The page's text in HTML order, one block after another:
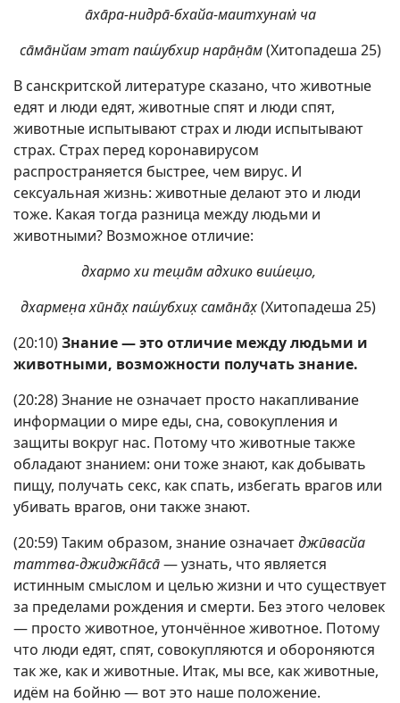
а̄ха̄ра-нидра̄-бхайа-маитхунам̇ ча
са̄ма̄нйам этат паш́убхир нарāн̣āм(Хитопадеша 25)
В санскритской литературе сказано, что животные
едят и люди едят, животные спят и люди спят,
животные испытывают страх и люди испытывают
страх. Страх перед коронавирусом
распространяется быстрее, чем вирус. И
сексуальная жизнь: животные делают это и люди
тоже. Какая тогда разница между людьми и
животными? Возможное отличие:
дхармо хи теш̣āм адхико виш́еш̣о,
дхармен̣а хӣнāх̣ паш́убхих̣ самāнāх̣(Хитопадеша 25)
(20:10)Знание — это отличие между людьми и
животными, возможности получать знание.
(20:28) Знание не означает просто накапливание
информации о мире еды, сна, совокупления и
защиты вокруг нас. Потому что животные также
обладают знанием: они тоже знают, как добывать
пищу, получать секс, как спать, избегать врагов или
убивать врагов, они также знают.
(20:59) Таким образом, знание означаетджӣвасйа
таттва-джиджн̃а̄са̄— узнать, что является
истинным смыслом и целью жизни и что существует
за пределами рождения и смерти. Без этого человек
— просто животное, утончённое животное. Потому
что люди едят, спят, совокупляются и обороняются
так же, как и животные. Итак, мы все, как животные,
идём на бойню — вот это наше положение.